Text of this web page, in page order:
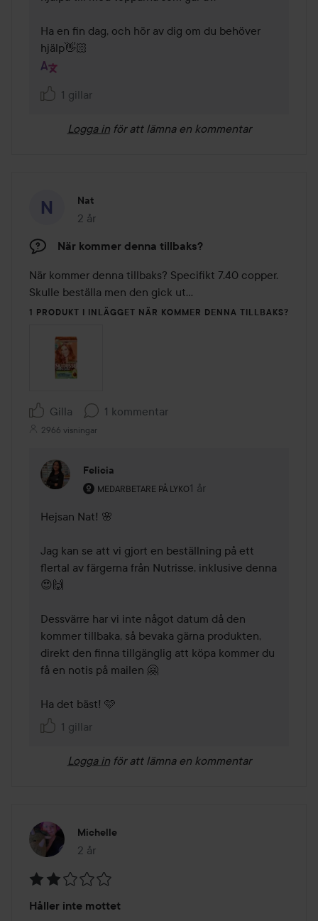
Ha en fin dag, och hör av dig om du behöver
hjälp👋🏻
1 gillar
Logga in för att lämna en kommentar
Nat
2 år
Inlägget skapades 2 år
När kommer denna tillbaks?
När kommer denna tillbaks? Specifikt 7.40 copper.
Skulle beställa men den gick ut...
1 PRODUKT I INLÄGGET NÄR KOMMER DENNA TILLBAKS?
Gilla 1 kommentar
2966 visningar
Felicia
MEDARBETARE PÅ LYKO
Användarens roll: Medarbetare på Lyko.
1 år
Kommentaren lades 1 år
Hejsan Nat! 🌸
Jag kan se att vi gjort en beställning på ett
flertal av färgerna från Nutrisse, inklusive denna
😍🙌
Dessvärre har vi inte något datum då den
kommer tillbaka, så bevaka gärna produkten,
direkt den finna tillgänglig att köpa kommer du
få en notis på mailen 🤗
Ha det bäst! 🩷
1 gillar
Logga in för att lämna en kommentar
Michelle
2 år
Inlägget skapades 2 år
2
Håller inte mottet